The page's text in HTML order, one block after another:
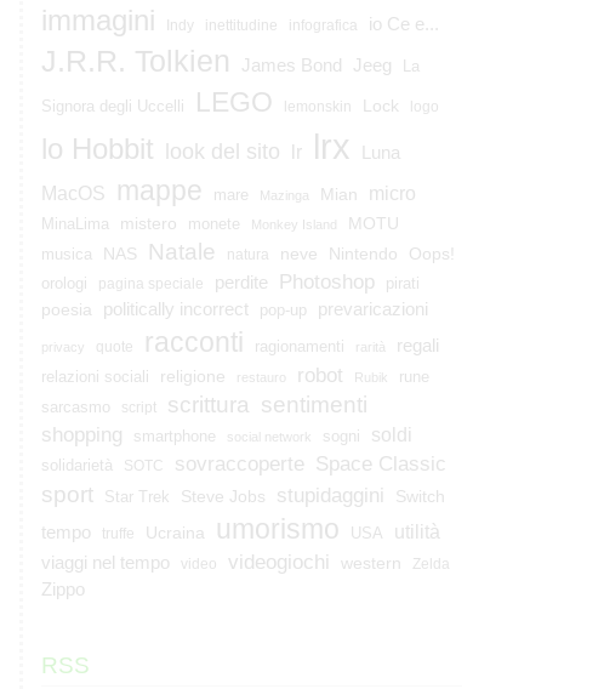
immagini Indy inettitudine infografica io Ce e...
J.R.R. Tolkien James Bond Jeeg La
Signora degli Uccelli LEGO lemonskin Lock logo
lo Hobbit look del sito lr lrx Luna
MacOS mappe mare Mazinga Mian micro
MinaLima mistero monete Monkey Island MOTU
musica NAS Natale natura neve Nintendo Oops!
orologi pagina speciale perdite Photoshop pirati
poesia politically incorrect pop-up prevaricazioni
privacy quote racconti ragionamenti rarità regali
relazioni sociali religione restauro robot Rubik
rune
sarcasmo
script scrittura sentimenti
shopping smartphone social network sogni soldi
solidarietà SOTC sovraccoperte Space Classic
sport Star Trek Steve Jobs stupidaggini
Switch
tempo
truffe Ucraina umorismo USA
utilità
viaggi nel tempo
video videogiochi western Zelda
Zippo
RSS